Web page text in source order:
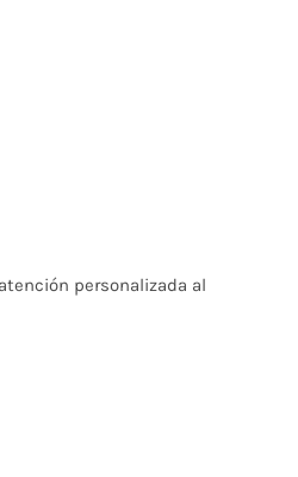
personalizada al